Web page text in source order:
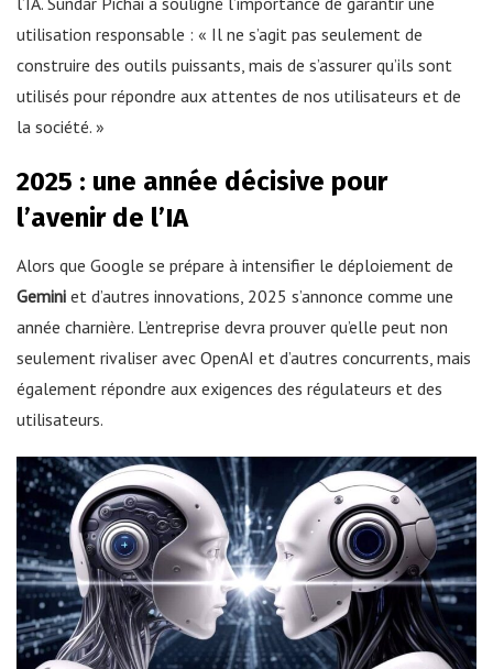
utilisation responsable : « Il ne s’agit pas seulement de
construire des outils puissants, mais de s’assurer qu’ils sont
utilisés pour répondre aux attentes de nos utilisateurs et de
la société. »
2025 : une année décisive pour
l’avenir de l’IA
Alors que Google se prépare à intensifier le déploiement de
Gemini et d’autres innovations, 2025 s’annonce comme une
année charnière. L’entreprise devra prouver qu’elle peut non
seulement rivaliser avec OpenAI et d’autres concurrents, mais
également répondre aux exigences des régulateurs et des
utilisateurs.